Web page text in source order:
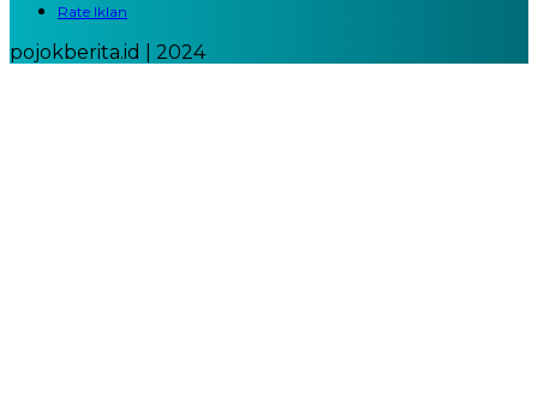
Rate Iklan
pojokberita.id | 2024